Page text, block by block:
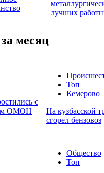
лучших
месяц
с
ОМОН
Топ
Кемерово
На кузбасской
сгорел бензовоз
Общество
Топ